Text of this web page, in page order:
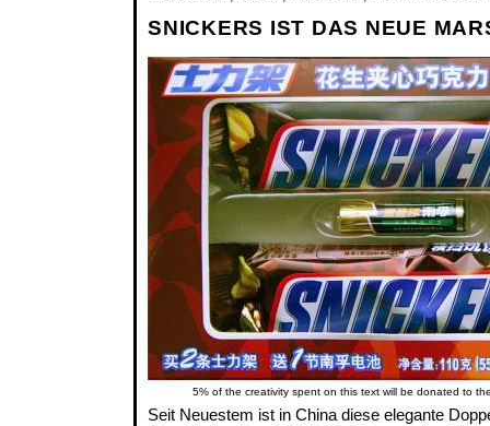
SNICKERS IST DAS NEUE
5% of the creativity spent on this text will be donated to
Seit Neuestem ist in China diese elegante